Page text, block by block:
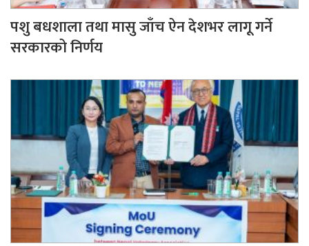
पशु बधशाला तथा मासु जाँच ऐन देशभर लागू गर्ने
सरकारको निर्णय